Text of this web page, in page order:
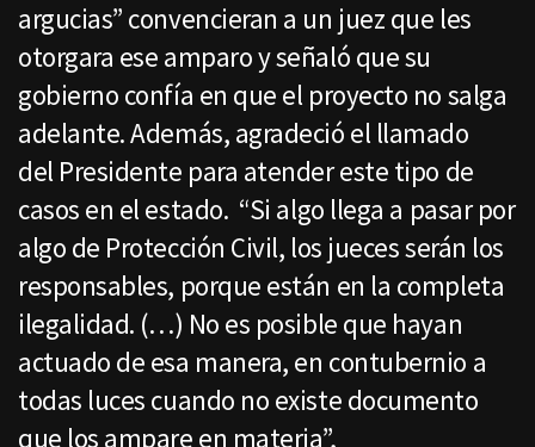
argucias” convencieran a un juez que les
otorgara ese amparo y señaló que su
gobierno confía en que el proyecto no salga
adelante. Además, agradeció el llamado
del Presidente para atender este tipo de
casos en el estado. “Si algo llega a pasar por
algo de Protección Civil, los jueces serán los
responsables, porque están en la completa
ilegalidad. (…) No es posible que hayan
actuado de esa manera, en contubernio a
todas luces cuando no existe documento
que los ampare en materia”,